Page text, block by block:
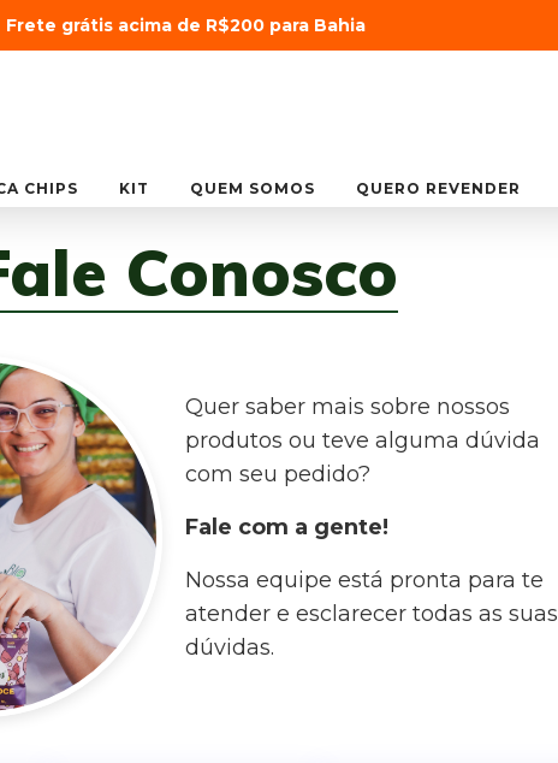
Frete grátis acima de R$200 para Bahia
CHIPS KIT QUEM SOMOS QUERO REVENDER
Conosco
Quer saber mais sobre nossos
produtos ou teve alguma dúvida
com seu pedido?
Fale com a gente!
Nossa equipe está pronta para te
atender e esclarecer todas as suas
dúvidas.